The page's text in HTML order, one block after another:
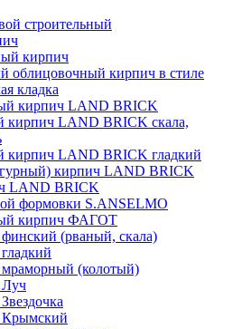
строительный
облицовочный кирпич в стиле
кладка
кирпич LAND BRICK
кирпич LAND BRICK скала,
кирпич LAND BRICK гладкий
кирпич LAND BRICK
LAND BRICK
формовки S.ANSELMO
кирпич ФАГОТ
(рваный, скала)
(колотый)